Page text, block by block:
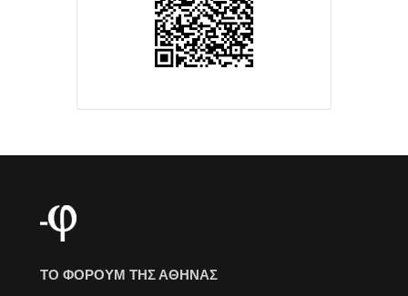
ΤΟ ΦΟΡΟΥΜ ΤΗΣ ΑΘΗΝΑΣ